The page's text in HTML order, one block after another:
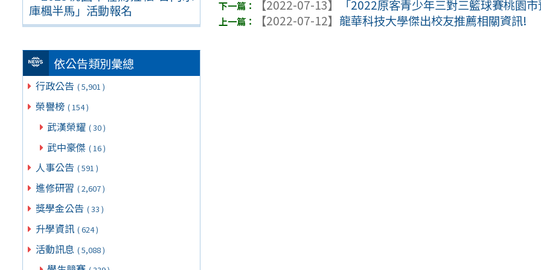
庫楓半馬」活動報名
依公告類別彙總
行政公告 ( 5,901 )
榮譽榜 ( 154 )
武漢榮耀 ( 30 )
武中豪傑 ( 16 )
人事公告 ( 591 )
進修研習 ( 2,607 )
獎學金公告 ( 33 )
升學資訊 ( 624 )
活動訊息 ( 5,088 )
【2022-07-13】
「2022原客青少年三對三籃球賽桃園市
【2022-07-12】 龍華科技大學傑出校友推薦相關資訊!